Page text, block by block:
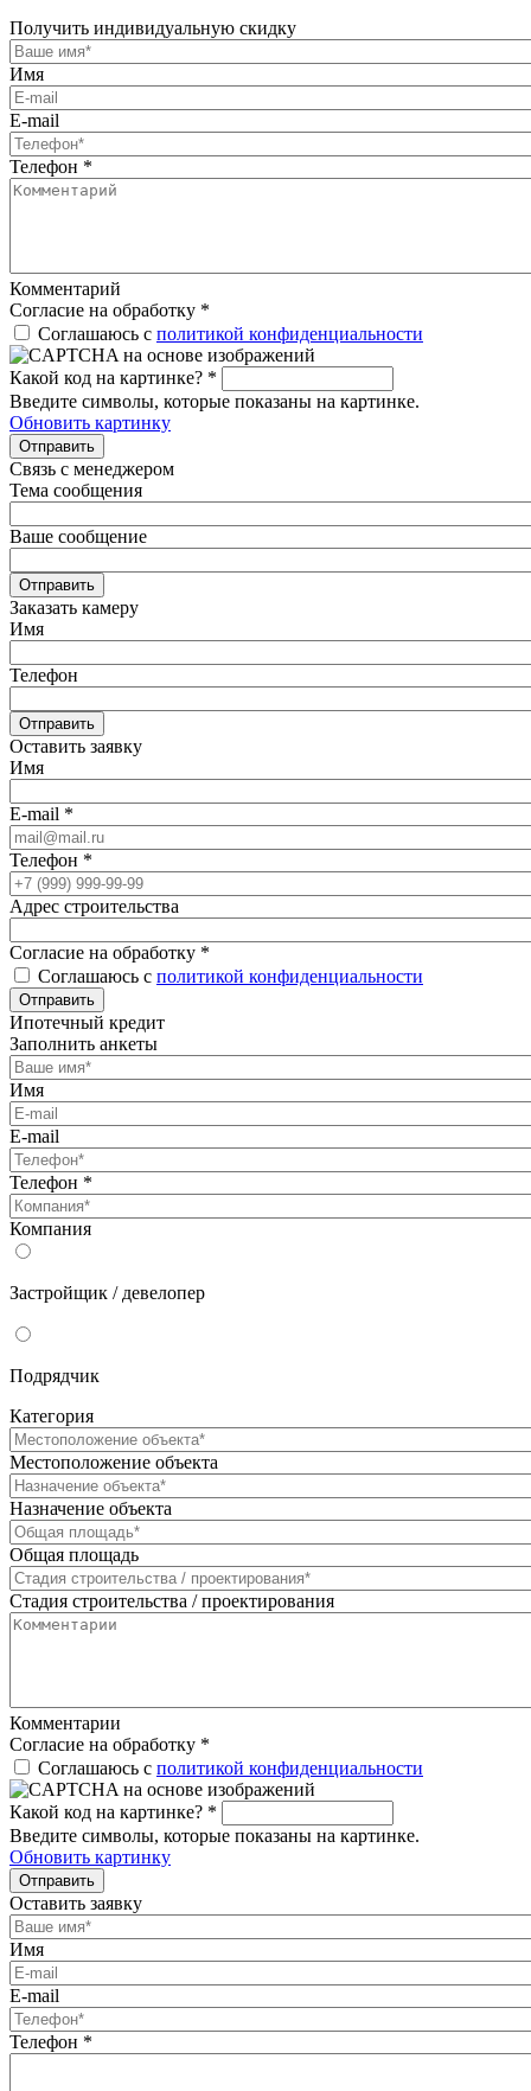
Получить индивидуальную скидку
Имя
E-mail
Телефон *
Комментарий
Согласие на обработку *
Соглашаюсь с политикой конфиденциальности
Какой код на картинке? *
Введите символы, которые показаны на картинке.
Обновить картинку
Отправить
Связь с менеджером
Тема сообщения
Ваше сообщение
Отправить
Заказать камеру
Имя
Телефон
Отправить
Оставить заявку
Имя
E-mail *
Телефон *
Адрес строительства
Согласие на обработку *
Соглашаюсь с политикой конфиденциальности
Отправить
Ипотечный кредит
Заполнить анкеты
Имя
E-mail
Телефон *
Компания
Застройщик / девелопер
Подрядчик
Категория
Местоположение объекта
Назначение объекта
Общая площадь
Стадия строительства / проектирования
Комментарии
Согласие на обработку *
Соглашаюсь с политикой конфиденциальности
Какой код на картинке? *
Введите символы, которые показаны на картинке.
Обновить картинку
Отправить
Оставить заявку
Имя
E-mail
Телефон *